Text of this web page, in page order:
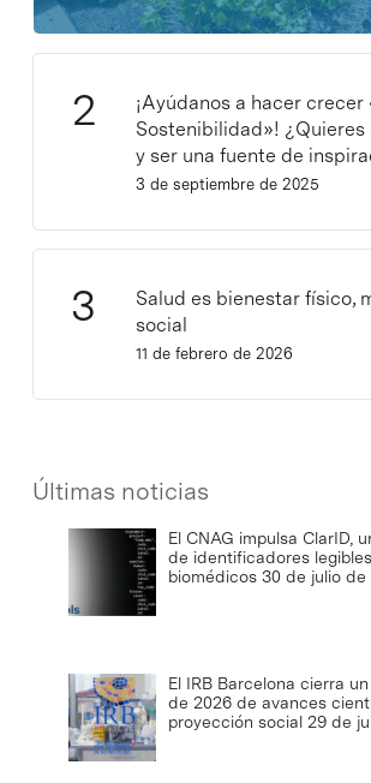
¡Ayúdanos a hacer crecer
Sostenibilidad»!
y ser una fuente de
3 de septiembre de 2025
Salud es bienestar físico,
social
11 de febrero de 2026
Últimas noticias
El CNAG impulsa ClarID,
de identificadores
biomédicos 30 de julio de
El IRB Barcelona cierra
de 2026 de avances
proyección social 29 de